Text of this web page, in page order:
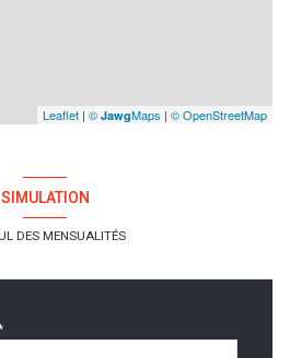
Leaflet | © JawgMaps | © OpenStreetMap
SIMULATION
DES MENSUALITÉS